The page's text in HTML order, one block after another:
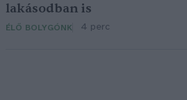
lakásodban is
ÉLŐ BOLYGÓNK 4 perc